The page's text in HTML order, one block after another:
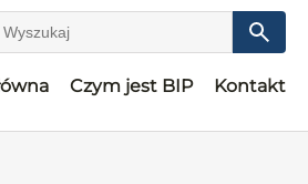
Wyszukaj
Czym jest BIP Kontakt